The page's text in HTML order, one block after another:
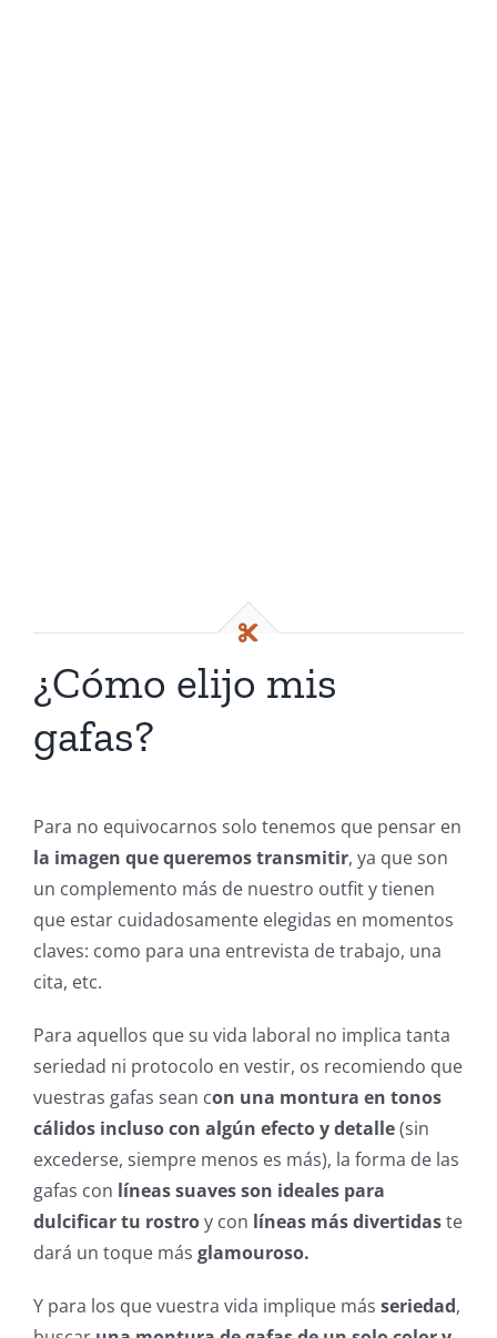
¿Cómo elijo mis
gafas?
Para no equivocarnos solo tenemos que pensar en
la imagen que queremos transmitir, ya que son
un complemento más de nuestro outfit y tienen
que estar cuidadosamente elegidas en momentos
claves: como para una entrevista de trabajo, una
cita, etc.
Para aquellos que su vida laboral no implica tanta
seriedad ni protocolo en vestir, os recomiendo que
vuestras gafas sean con una montura en tonos
cálidos incluso con algún efecto y detalle(sin
excederse, siempre menos es más), la forma de las
gafas con líneas suaves son ideales para
dulcificar tu rostroy con líneas más divertidaste
dará un toque más glamouroso.
Y para los que vuestra vida implique más seriedad,